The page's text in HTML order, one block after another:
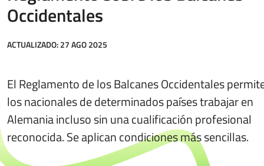
Occidentales
ACTUALIZADO:27 AGO 2025
El Reglamento de los Balcanes Occidentales
los nacionales de determinados países trabajar en
Alemania incluso sin una cualificación profesional
reconocida. Se aplican condiciones más sencillas.